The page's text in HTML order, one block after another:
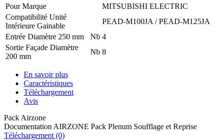
Pour Marque
MITSUBISHI ELECTRIC
Compatibilité Unité
Intérieure Gainable
PEAD-M100JA / PEAD-M125JA
Entrée Diamètre 250 mm
Nb 4
Sortie Façade Diamètre
200 mm
Nb 8
En savoir plus
Caractéristiques
Téléchargement
Avis
Pack Airzone
Documentation AIRZONE Pack Plenum Soufflage et Reprise
Téléchargement (0)